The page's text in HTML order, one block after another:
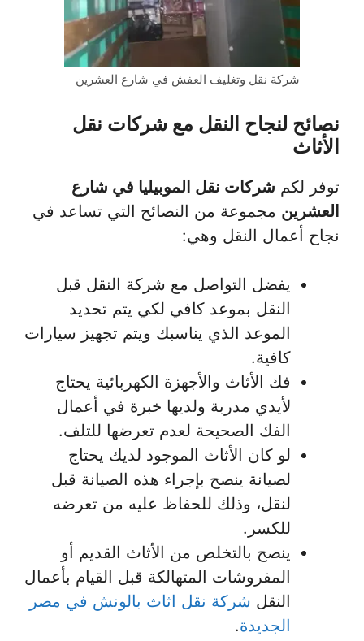
شركة نقل وتغليف العفش في شارع العشرين
نصائح لنجاح النقل مع شركات نقل
الأثاث
توفر لكم شركات نقل الموبيليا في شارع
العشرين مجموعة من النصائح التي تساعد في
نجاح أعمال النقل وهي:
يفضل التواصل مع شركة النقل قبل
النقل بموعد كافي لكي يتم تحديد
الموعد الذي يناسبك ويتم تجهيز سيارات
كافية.
فك الأثاث والأجهزة الكهربائية يحتاج
لأيدي مدربة ولديها خبرة في أعمال
الفك الصحيحة لعدم تعرضها للتلف.
لو كان الأثاث الموجود لديك يحتاج
لصيانة ينصح بإجراء هذه الصيانة قبل
لنقل، وذلك للحفاظ عليه من تعرضه
للكسر.
ينصح بالتخلص من الأثاث القديم أو
المفروشات المتهالكة قبل القيام بأعمال
النقل شركة نقل اثاث بالونش في مصر
الجديدة.